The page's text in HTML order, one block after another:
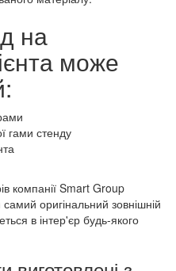
на
може
гами стенду
компанії Smart Group
оригінальний зовнішній
в інтер'єр будь-якого